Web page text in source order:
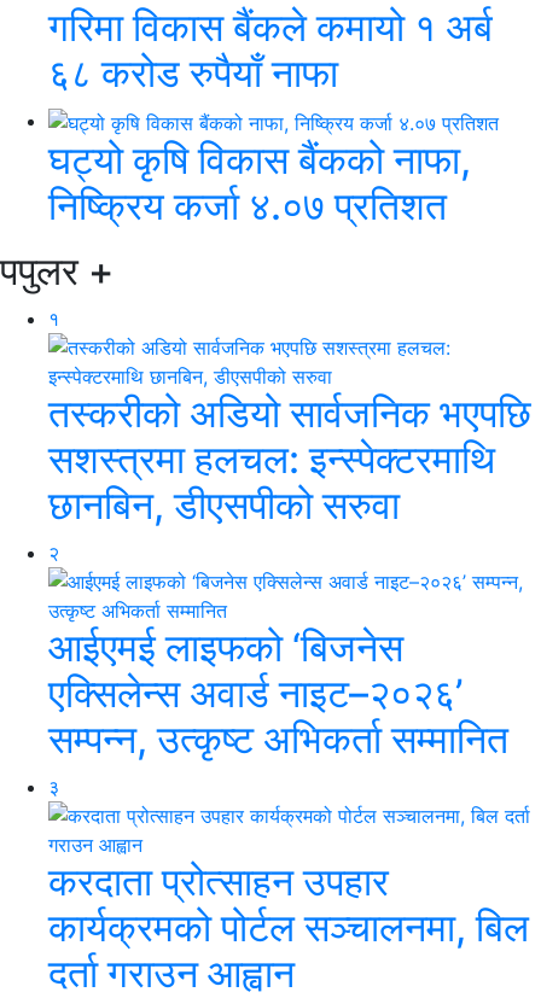
गरिमा विकास बैंकले कमायो १ अर्ब
६८ करोड रुपैयाँ नाफा
घट्यो कृषि विकास बैंकको नाफा,
निष्क्रिय कर्जा ४.०७ प्रतिशत
पपुलर +
१
तस्करीको अडियो सार्वजनिक भएपछि
सशस्त्रमा हलचल: इन्स्पेक्टरमाथि
छानबिन, डीएसपीको सरुवा
२
आईएमई लाइफको ‘बिजनेस
एक्सिलेन्स अवार्ड नाइट–२०२६’
सम्पन्न, उत्कृष्ट अभिकर्ता सम्मानित
३
करदाता प्रोत्साहन उपहार
कार्यक्रमको पोर्टल सञ्चालनमा, बिल
दर्ता गराउन आह्वान